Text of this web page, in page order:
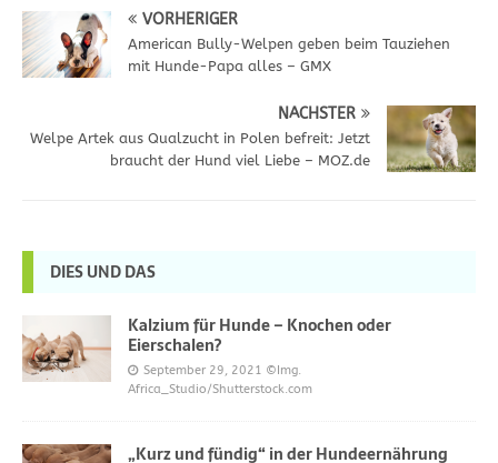
VORHERIGER
American Bully-Welpen geben beim Tauziehen
mit Hunde-Papa alles – GMX
NÄCHSTER
Welpe Artek aus Qualzucht in Polen befreit: Jetzt
braucht der Hund viel Liebe – MOZ.de
DIES UND DAS
Kalzium für Hunde – Knochen oder
Eierschalen?
September 29, 2021 ©Img.
Africa_Studio/Shutterstock.com
„Kurz und fündig“ in der Hundeernährung